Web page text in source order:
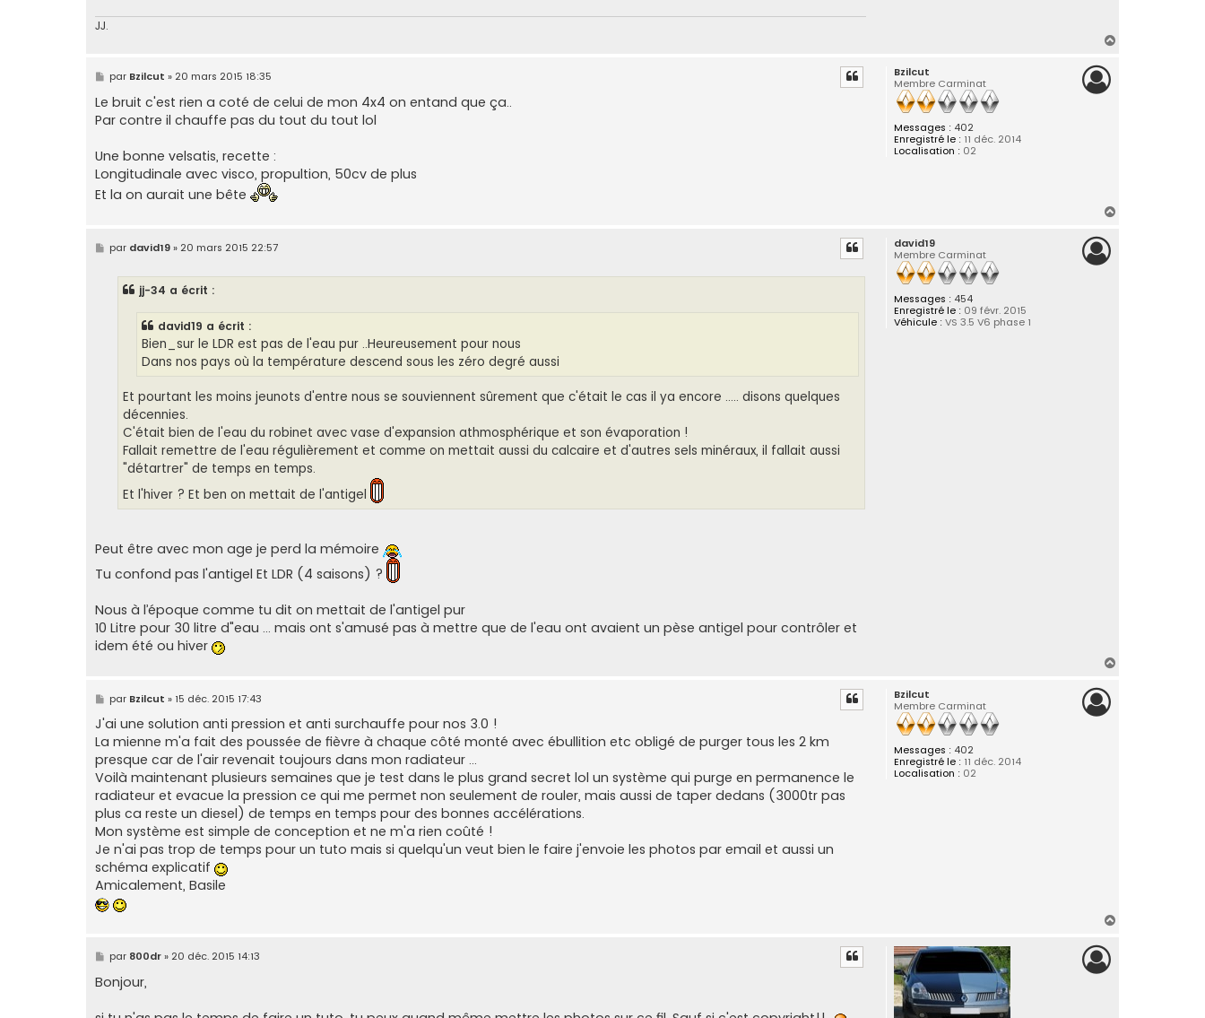
JJ.
Bzilcut
Membre Carminat
Messages : 402
Enregistré le : 11 déc. 2014
Localisation : 02
M
e
s
s
a
par Bzilcut » 20 mars 2015 18:35
Le bruit c'est rien a coté de celui de mon 4x4 on entand que ça..
Par contre il chauffe pas du tout du tout lol
Une bonne velsatis, recette :
Longitudinale avec visco, propultion, 50cv de plus
Et la on aurait une bête
david19
Membre Carminat
Messages : 454
Enregistré le : 09 févr. 2015
Véhicule : VS 3.5 V6 phase 1
M
e
par david19» 20 mars 2015 22:57
jj-34 a écrit :
david19 a écrit :
Bien_sur le LDR est pas de l'eau pur ..Heureusement pour nous
Dans nos pays où la température descend sous les zéro degré aussi
Et pourtant les moins jeunots d'entre nous se souviennent sûrement que c'était le cas il ya encore ..... disons quelques
décennies.
C'était bien de l'eau du robinet avec vase d'expansion athmosphérique et son évaporation !
Fallait remettre de l'eau régulièrement et comme on mettait aussi du calcaire et d'autres sels minéraux, il fallait aussi
"détartrer" de temps en temps.
Et l'hiver ? Et ben on mettait de l'antigel
Peut être avec mon age je perd la mémoire
Tu confond pas l'antigel Et LDR (4 saisons) ?
Nous à l’époque comme tu dit on mettait de l'antigel pur
10 Litre pour 30 litre d"eau ... mais ont s'amusé pas à mettre que de l'eau ont avaient un pèse antigel pour contrôler et
idem été ou hiver
Bzilcut
Membre Carminat
Messages : 402
Enregistré le : 11 déc. 2014
Localisation : 02
M
e
s
s
a
g
e
par Bzilcut » 15 déc. 2015 17:43
J'ai une solution anti pression et anti surchauffe pour nos 3.0 !
La mienne m'a fait des poussée de fièvre à chaque côté monté avec ébullition etc obligé de purger tous les 2 km
presque car de l'air revenait toujours dans mon radiateur ...
Voilà maintenant plusieurs semaines que je test dans le plus grand secret lol un système qui purge en permanence le
radiateur et evacue la pression ce qui me permet non seulement de rouler, mais aussi de taper dedans (3000tr pas
plus ca reste un diesel) de temps en temps pour des bonnes accélérations.
Mon système est simple de conception et ne m'a rien coûté !
Je n'ai pas trop de temps pour un tuto mais si quelqu'un veut bien le faire j'envoie les photos par email et aussi un
schéma explicatif
Amicalement, Basile
M
e
s
s
g
par 800dr» 20 déc. 2015 14:13
Bonjour,